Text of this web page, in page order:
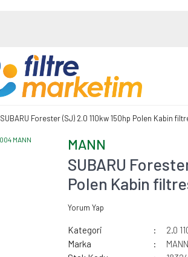
SUBARU Forester (SJ) 2.0 110kw 150hp Polen Kabin
MANN
SUBARU
Polen Kabin
Yorum Yap
Kategori
2.0
Marka
MANN